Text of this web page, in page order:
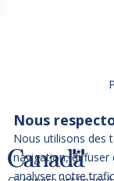
Nous
Nous utilisons des
navigation, diffuser
analyser notre